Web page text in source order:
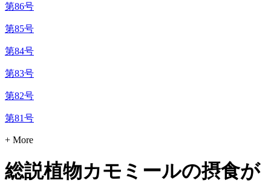
第86号
第85号
第84号
第83号
第82号
第81号
+ More
総説植物カモミールの摂食が